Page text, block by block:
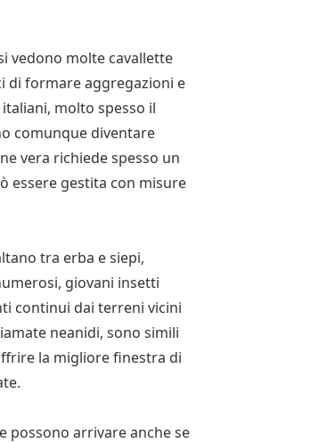
vedono molte cavallette
di formare aggregazioni e
molto spesso il
comunque diventare
vera richiede spesso un
essere gestita con misure
tra erba e siepi,
giovani insetti
continui dai terreni vicini
neanidi, sono simili
la migliore finestra di
possono arrivare anche se